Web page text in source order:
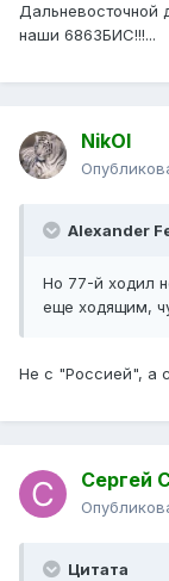
Дальневосточной
наши 6863БИС!!!...
NikOl
Alexander
Но 77-й ходил
еще ходящим,
Не с "Россией", а
Сергей
Цитата